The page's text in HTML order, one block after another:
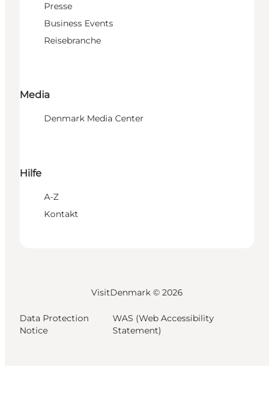
Presse
Business Events
Reisebranche
Media
Denmark Media Center
Hilfe
A-Z
Kontakt
VisitDenmark © 2026
Data Protection
Notice
WAS (Web Accessibility
Statement)